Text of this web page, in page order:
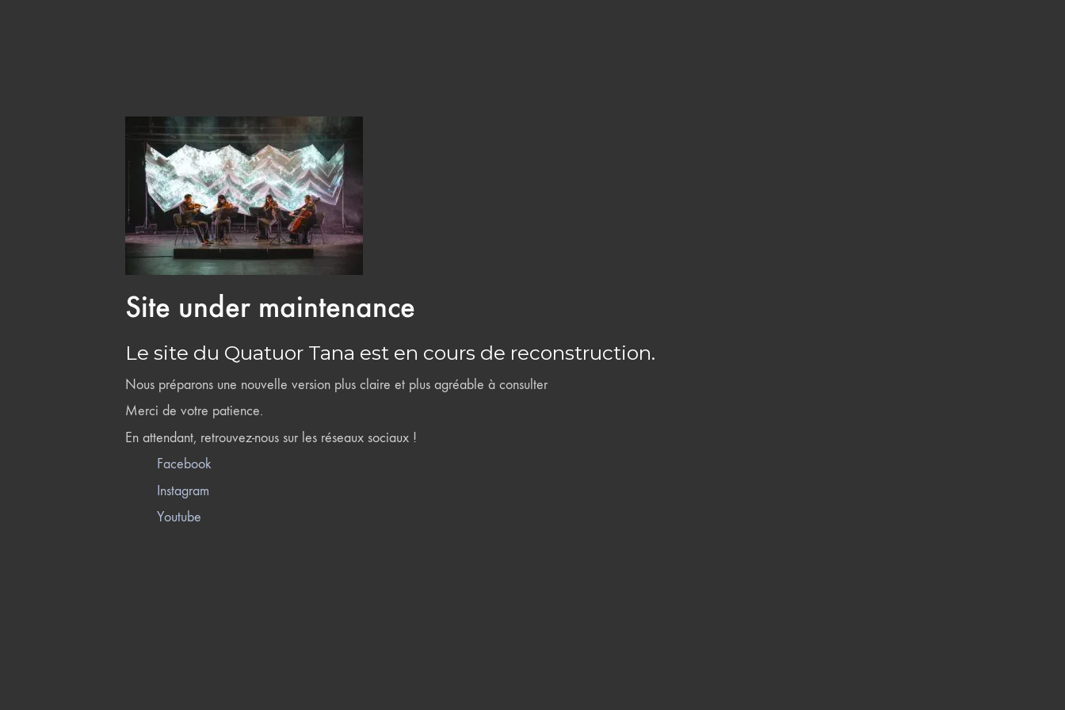
Site under maintenance
Le site du Quatuor Tana est en cours de reconstruction.
Nous préparons une nouvelle version plus claire et plus agréable à consulter
Merci de votre patience.
En attendant, retrouvez-nous sur les réseaux sociaux !
Facebook
Instagram
Youtube